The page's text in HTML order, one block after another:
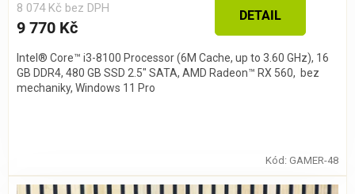
8 074 Kč bez DPH
9 770 Kč
DETAIL
Intel® Core™ i3-8100 Processor (6M Cache, up to 3.60 GHz), 16
GB DDR4, 480 GB SSD 2.5" SATA, AMD Radeon™ RX 560, bez
mechaniky, Windows 11 Pro
Kód: GAMER-48